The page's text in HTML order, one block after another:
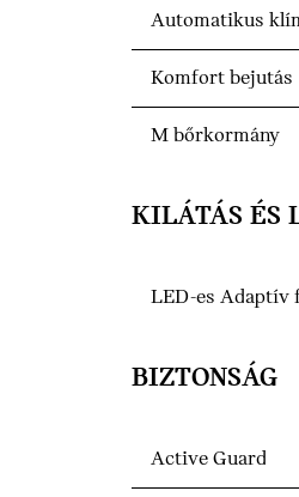
Automatikus
Komfort bejutás
M bőrkormány
KILÁTÁS ÉS
LED-es Adaptív
BIZTONSÁG
Active Guard